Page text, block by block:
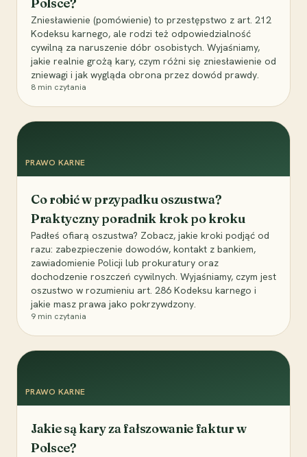
Zniesławienie (pomówienie) to przestępstwo z art. 212
Kodeksu karnego, ale rodzi też odpowiedzialność
cywilną za naruszenie dóbr osobistych. Wyjaśniamy,
jakie realnie grożą kary, czym różni się zniesławienie od
zniewagi i jak wygląda obrona przez dowód prawdy.
8 min czytania
PRAWO KARNE
Co robić w przypadku oszustwa?
Praktyczny poradnik krok po kroku
Padłeś ofiarą oszustwa? Zobacz, jakie kroki podjąć od
razu: zabezpieczenie dowodów, kontakt z bankiem,
zawiadomienie Policji lub prokuratury oraz
dochodzenie roszczeń cywilnych. Wyjaśniamy, czym jest
oszustwo w rozumieniu art. 286 Kodeksu karnego i
jakie masz prawa jako pokrzywdzony.
9 min czytania
PRAWO KARNE
Jakie są kary za fałszowanie faktur w
Polsce?